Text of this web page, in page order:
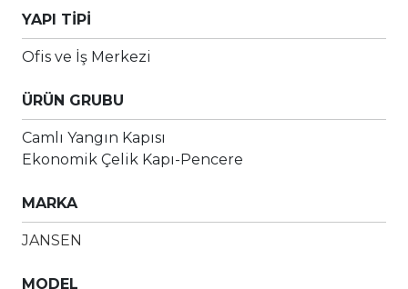
YAPI TİPİ
Ofis ve İş Merkezi
ÜRÜN GRUBU
Camlı Yangın Kapısı
Ekonomik Çelik Kapı-Pencere
MARKA
JANSEN
MODEL